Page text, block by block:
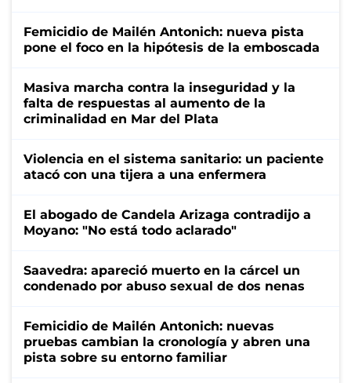
Femicidio de Mailén Antonich: nueva pista
pone el foco en la hipótesis de la emboscada
Masiva marcha contra la inseguridad y la
falta de respuestas al aumento de la
criminalidad en Mar del Plata
Violencia en el sistema sanitario: un paciente
atacó con una tijera a una enfermera
El abogado de Candela Arizaga contradijo a
Moyano: "No está todo aclarado"
Saavedra: apareció muerto en la cárcel un
condenado por abuso sexual de dos nenas
Femicidio de Mailén Antonich: nuevas
pruebas cambian la cronología y abren una
pista sobre su entorno familiar